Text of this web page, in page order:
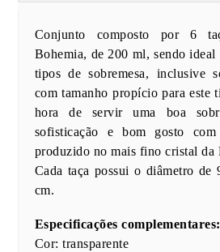
Conjunto composto por 6
Bohemia, de 200 ml, sendo
tipos de sobremesa, inclusive
com tamanho propício para este
hora de servir uma boa
sofisticação e bom gosto
produzido no mais fino cristal da
Cada taça possui o diâmetro de
cm.
Especificações complementares:
Cor: transparente